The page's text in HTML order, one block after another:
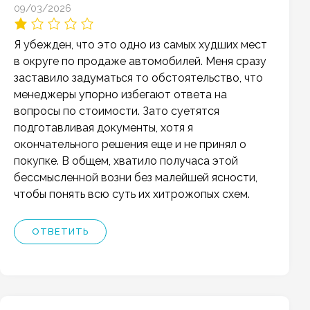
09/03/2026
Я убежден, что это одно из самых худших мест
в округе по продаже автомобилей. Меня сразу
заставило задуматься то обстоятельство, что
менеджеры упорно избегают ответа на
вопросы по стоимости. Зато суетятся
подготавливая документы, хотя я
окончательного решения еще и не принял о
покупке. В общем, хватило получаса этой
бессмысленной возни без малейшей ясности,
чтобы понять всю суть их хитрожопых схем.
ОТВЕТИТЬ